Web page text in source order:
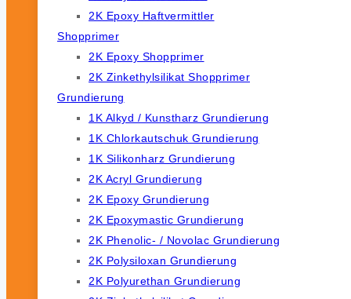
2K Epoxy Haftvermittler
Shopprimer
2K Epoxy Shopprimer
2K Zinkethylsilikat Shopprimer
Grundierung
1K Alkyd / Kunstharz Grundierung
1K Chlorkautschuk Grundierung
1K Silikonharz Grundierung
2K Acryl Grundierung
2K Epoxy Grundierung
2K Epoxymastic Grundierung
2K Phenolic- / Novolac Grundierung
2K Polysiloxan Grundierung
2K Polyurethan Grundierung